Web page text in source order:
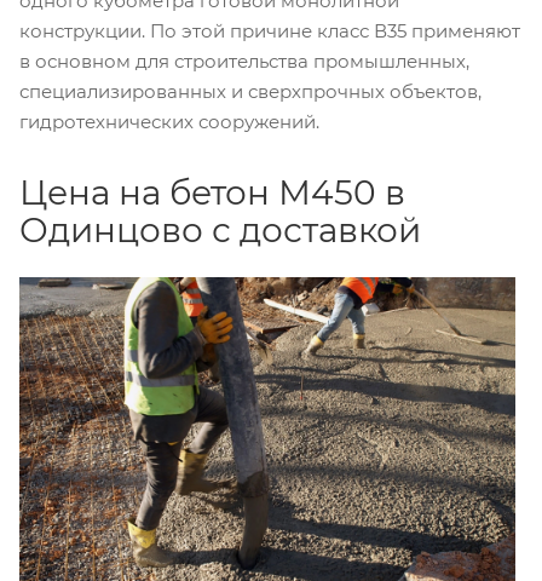
конструкции. По этой причине класс В35 применяют
в основном для строительства промышленных,
специализированных и сверхпрочных объектов,
гидротехнических сооружений.
Цена на бетон М450 в
Одинцово с доставкой